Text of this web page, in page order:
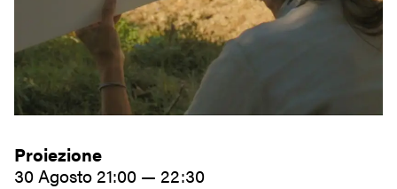
Proiezione
30 Agosto 21:00 — 22:30